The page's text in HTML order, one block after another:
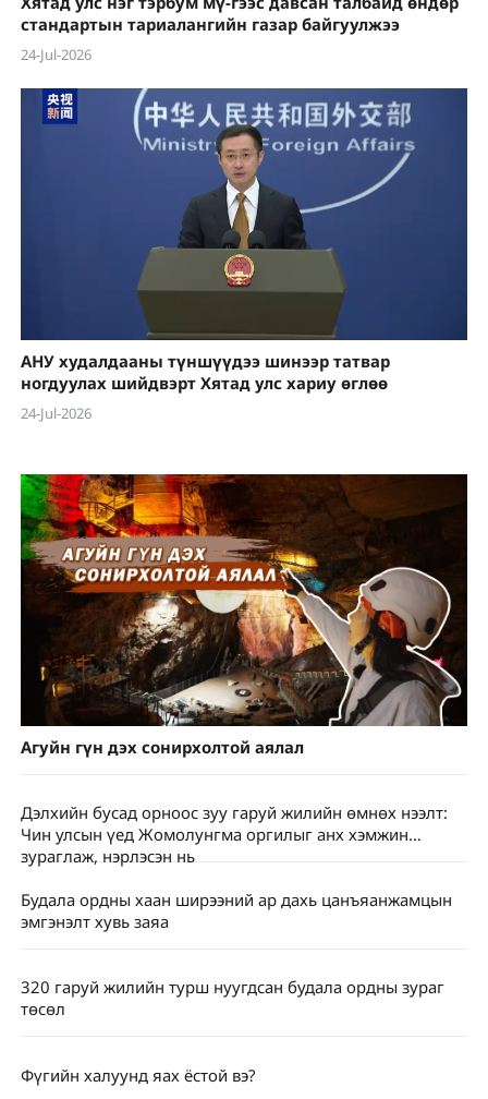
стандартын тариалангийн газар байгуулжээ
24-Jul-2026
АНУ худалдааны түншүүдээ шинээр татвар
ногдуулах шийдвэрт Хятад улс хариу өглөө
24-Jul-2026
Агуйн гүн дэх сонирхолтой аялал
Дэлхийн бусад орноос зуу гаруй жилийн өмнөх нээлт:
Чин улсын үед Жомолунгма оргилыг анх хэмжин
зураглаж, нэрлэсэн нь
Будала ордны хаан ширээний ар дахь цанъяанжамцын
эмгэнэлт хувь заяа
320 гаруй жилийн турш нуугдсан будала ордны зураг
төсөл
Фүгийн халуунд яах ёстой вэ?